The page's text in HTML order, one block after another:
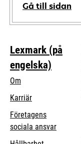
Gå till sidan
Lexmark (på
engelska)
Om
Karriär
Företagens
sociala ansvaropens